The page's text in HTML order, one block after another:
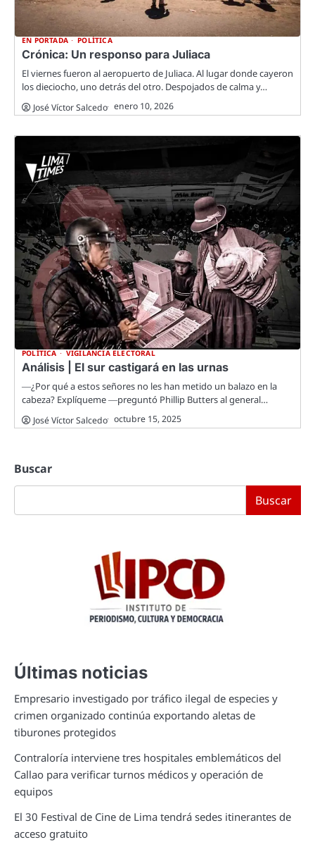
EN PORTADA POLÍTICA
Crónica: Un responso para Juliaca
El viernes fueron al aeropuerto de Juliaca. Al lugar donde cayeron
los dieciocho, uno detrás del otro. Despojados de calma y…
José Víctor Salcedo enero 10, 2026
POLÍTICA VIGILANCIA ELECTORAL
Análisis | El sur castigará en las urnas
―¿Por qué a estos señores no les han metido un balazo en la
cabeza? Explíqueme ―preguntó Phillip Butters al general…
José Víctor Salcedo octubre 15, 2025
Buscar
Buscar
Últimas noticias
Empresario investigado por tráfico ilegal de especies y
crimen organizado continúa exportando aletas de
tiburones protegidos
Contraloría interviene tres hospitales emblemáticos del
Callao para verificar turnos médicos y operación de
equipos
El 30 Festival de Cine de Lima tendrá sedes itinerantes de
acceso gratuito